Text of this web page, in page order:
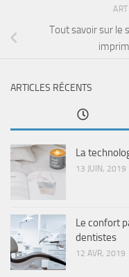
Tout savoir sur le
ARTICLES RÉCENTS
La
13 JUIN, 2019
Le confort
dentistes
12 AVR, 2019